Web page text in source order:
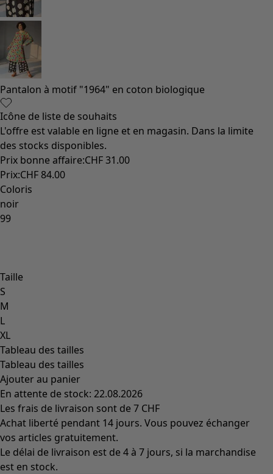
Pantalon à motif "1964" en coton biologique
Icône de liste de souhaits
L'offre est valable en ligne et en magasin. Dans la limite
des stocks disponibles.
Prix bonne affaire:CHF 31.00
Prix:CHF 84.00
Coloris
noir
99
Taille
S
M
L
XL
Tableau des tailles
Tableau des tailles
Ajouter au panier
En attente de stock: 22.08.2026
Les frais de livraison sont de 7 CHF
Achat liberté pendant 14 jours. Vous pouvez échanger
vos articles gratuitement.
Le délai de livraison est de 4 à 7 jours, si la marchandise
est en stock.